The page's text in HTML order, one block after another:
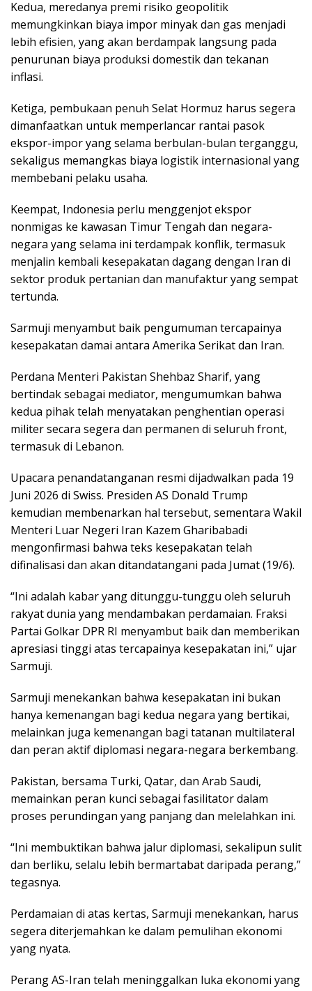
Kedua, meredanya premi risiko geopolitik
memungkinkan biaya impor minyak dan gas menjadi
lebih efisien, yang akan berdampak langsung pada
penurunan biaya produksi domestik dan tekanan
inflasi.
Ketiga, pembukaan penuh Selat Hormuz harus segera
dimanfaatkan untuk memperlancar rantai pasok
ekspor-impor yang selama berbulan-bulan terganggu,
sekaligus memangkas biaya logistik internasional yang
membebani pelaku usaha.
Keempat, Indonesia perlu menggenjot ekspor
nonmigas ke kawasan Timur Tengah dan negara-
negara yang selama ini terdampak konflik, termasuk
menjalin kembali kesepakatan dagang dengan Iran di
sektor produk pertanian dan manufaktur yang sempat
tertunda.
Sarmuji menyambut baik pengumuman tercapainya
kesepakatan damai antara Amerika Serikat dan Iran.
Perdana Menteri Pakistan Shehbaz Sharif, yang
bertindak sebagai mediator, mengumumkan bahwa
kedua pihak telah menyatakan penghentian operasi
militer secara segera dan permanen di seluruh front,
termasuk di Lebanon.
Upacara penandatanganan resmi dijadwalkan pada 19
Juni 2026 di Swiss. Presiden AS Donald Trump
kemudian membenarkan hal tersebut, sementara Wakil
Menteri Luar Negeri Iran Kazem Gharibabadi
mengonfirmasi bahwa teks kesepakatan telah
difinalisasi dan akan ditandatangani pada Jumat (19/6).
“Ini adalah kabar yang ditunggu-tunggu oleh seluruh
rakyat dunia yang mendambakan perdamaian. Fraksi
Partai Golkar DPR RI menyambut baik dan memberikan
apresiasi tinggi atas tercapainya kesepakatan ini,” ujar
Sarmuji.
Sarmuji menekankan bahwa kesepakatan ini bukan
hanya kemenangan bagi kedua negara yang bertikai,
melainkan juga kemenangan bagi tatanan multilateral
dan peran aktif diplomasi negara-negara berkembang.
Pakistan, bersama Turki, Qatar, dan Arab Saudi,
memainkan peran kunci sebagai fasilitator dalam
proses perundingan yang panjang dan melelahkan ini.
“Ini membuktikan bahwa jalur diplomasi, sekalipun sulit
dan berliku, selalu lebih bermartabat daripada perang,”
tegasnya.
Perdamaian di atas kertas, Sarmuji menekankan, harus
segera diterjemahkan ke dalam pemulihan ekonomi
yang nyata.
Perang AS-Iran telah meninggalkan luka ekonomi yang